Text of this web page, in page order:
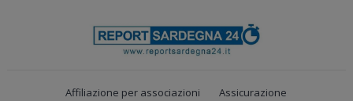
Affiliazione per associazioni
Assicurazione